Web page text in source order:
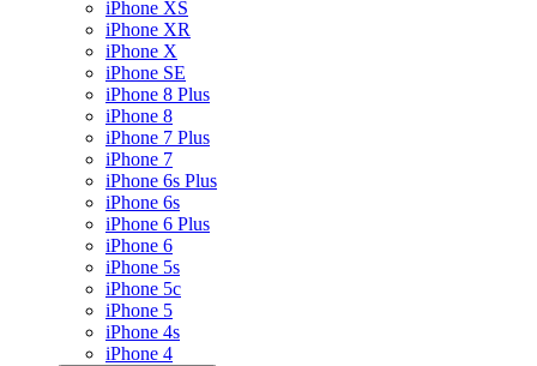
iPhone XS
iPhone XR
iPhone X
iPhone SE
iPhone 8 Plus
iPhone 8
iPhone 7 Plus
iPhone 7
iPhone 6s Plus
iPhone 6s
iPhone 6 Plus
iPhone 6
iPhone 5s
iPhone 5c
iPhone 5
iPhone 4s
iPhone 4